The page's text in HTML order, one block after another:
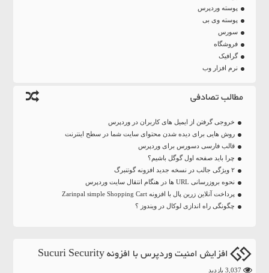
پوسته وردپرس
پوسته وی بی
سورس
فروشگاه
گرافیک
نرم افزار وب
مطالب تصادفی
خروجی گرفتن از ایمیل های کاربران در وردپرس
روش هایی برای دیده شدن محتوای سایت شما در سطح اینترنت
قالب فارسی دسورس برای وردپرس
چرا باید صفحه اول گوگل باشیم؟
۲ ویژگی جالب در نسخه جدید افزونه گوتنبرگ
نحوه بروزرسانی URL ها در هنگام انتقال سایت وردپرس
پرداخت آنلاین زرین پال با افزونه Zarinpal simple Shopping Cart
چگونگی راه اندازی لوکال در ویندوز ؟
افزایش امنیت وردپرس با افزونه Sucuri Security
3,037 بازدید